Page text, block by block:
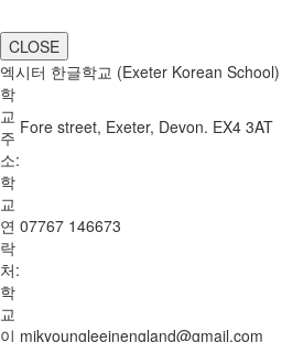
CLOSE
엑시터 한글학교 (Exeter Korean School)
학
교
주
소:
Fore street, Exeter, Devon. EX4 3AT
학
교
연
락
처:
07767 146673
학
교
이 mikyoungleeinengland@gmail.com